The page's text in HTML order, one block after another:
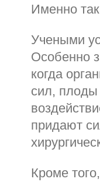
Именно
Учеными
Особенно
когда
сил, плоды
придают
Кроме